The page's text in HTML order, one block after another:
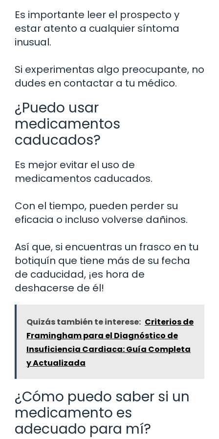
Es importante leer el prospecto y
estar atento a cualquier síntoma
inusual.
Si experimentas algo preocupante, no
dudes en contactar a tu médico.
¿Puedo usar
medicamentos
caducados?
Es mejor evitar el uso de
medicamentos caducados.
Con el tiempo, pueden perder su
eficacia o incluso volverse dañinos.
Así que, si encuentras un frasco en tu
botiquín que tiene más de su fecha
de caducidad, ¡es hora de
deshacerse de él!
Quizás también te interese: Criterios de
Framingham para el Diagnóstico de
Insuficiencia Cardiaca: Guía Completa
y Actualizada
¿Cómo puedo saber si un
medicamento es
adecuado para mí?